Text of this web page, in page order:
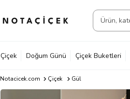
Çiçek Doğum Günü Çiçek Buketleri
Notacicek.com Çiçek Gül